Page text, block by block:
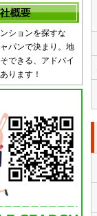
ションを探すな
パンで決まり。地
できる、アドバイ
ります！